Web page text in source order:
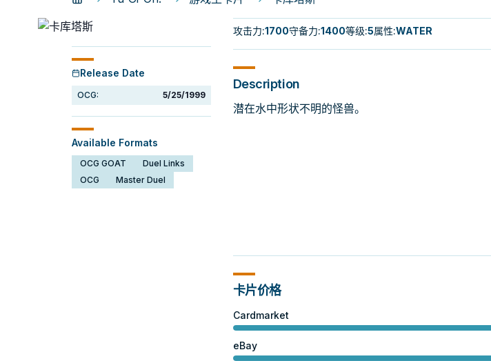
Release Date
OCG: 5/25/1999
Available Formats
OCG GOAT
Duel Links
OCG
Master Duel
攻击力:1700守备力:1400等级:5属性:WATER
Description
潜在水中形状不明的怪兽。
卡片价格
Cardmarket
eBay